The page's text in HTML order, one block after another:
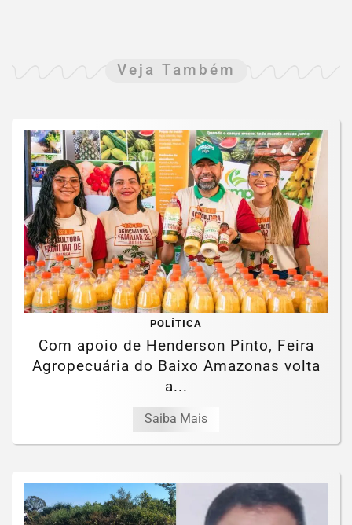
Veja Também
POLÍTICA
Com apoio de Henderson Pinto, Feira
Agropecuária do Baixo Amazonas volta
a...
Saiba Mais